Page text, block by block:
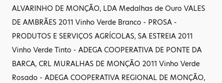
ALVARINHO DE MONÇÃO, LDA Medalhas de Ouro VALES
DE AMBRÃES 2011 Vinho Verde Branco - PROSA -
PRODUTOS E SERVIÇOS AGRÍCOLAS, SA ESTREIA 2011
Vinho Verde Tinto - ADEGA COOPERATIVA DE PONTE DA
BARCA, CRL MURALHAS DE MONÇÃO 2011 Vinho Verde
Rosado - ADEGA COOPERATIVA REGIONAL DE MONÇÃO,